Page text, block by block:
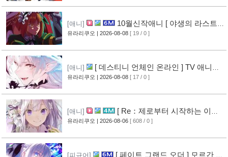
[애니]
10월신작애니 [ 야생의 라스트
보스가 나타났다! ] 2기 PV 영상 공개
유라리쿠오 | 2026-08-08 [ 19 / 0 ]
[애니]
[ 데스티니 언체인 온라인 ] TV 애니메
이션화 결정
유라리쿠오 | 2026-08-08 [ 17 / 0 ]
[애니]
[ Re：제로부터 시작하는 이세
계 생활 ] 4기 탈환편 PV 영상 공개
유라리쿠오 | 2026-08-06 [ 608 / 0 ]
[피규어]
[ 페이트 그랜드 오더 ] 모르간 르